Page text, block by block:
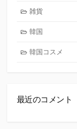
雑貨
韓国
韓国コスメ
最近のコメント